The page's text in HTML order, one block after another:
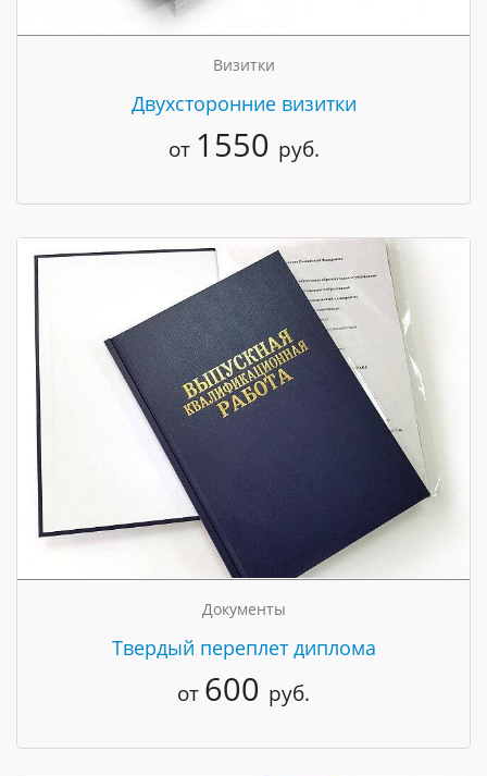
Визитки
Двухсторонние визитки
от 1550 руб.
Документы
Твердый переплет диплома
от 600 руб.